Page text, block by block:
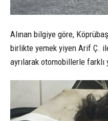
Alınan bilgiye göre,
birlikte yemek yiyen Arif Ç.
ayrılarak otomobillerle farklı